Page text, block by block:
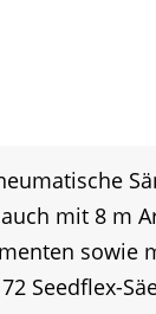
auch mit 8 m
sowie
Seedflex-